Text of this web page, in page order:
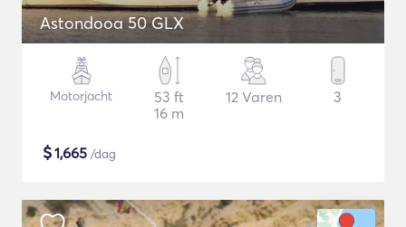
Astondooa 50 GLX
Motorjacht
53 ft
16 m
12 Varen 3
$1,665 /dag